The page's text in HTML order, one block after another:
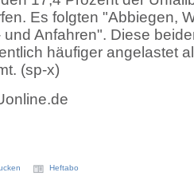
Es folgten "Abbiegen,
Anfahren". Diese
häufiger angelastet
(sp-x)
Heftabo